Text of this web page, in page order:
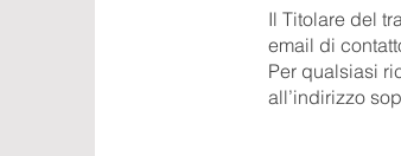
Il Titolare del
email di
Per qualsiasi
all’indirizzo